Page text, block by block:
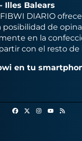
Illes Balears
DIARIO
de
en la
con el resto de
en tu
FacebookInstagram